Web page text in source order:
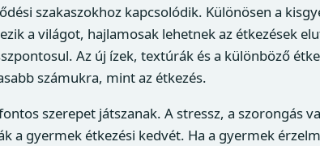
szakaszokhoz kapcsolódik. Különösen a
a világot, hajlamosak lehetnek az étkezések
Az új ízek, textúrák és a különböző
számukra, mint az étkezés.
szerepet játszanak. A stressz, a szorongás
a gyermek étkezési kedvét. Ha a gyermek